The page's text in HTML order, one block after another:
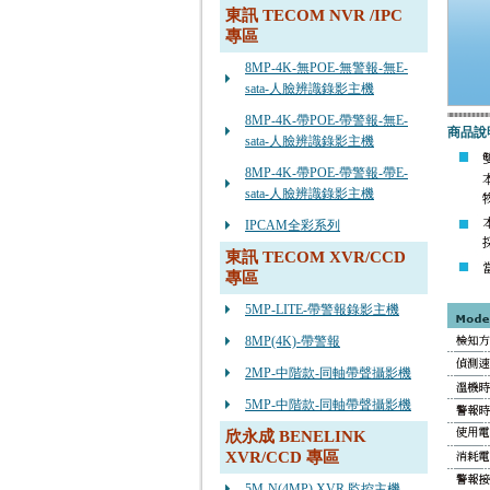
東訊 TECOM NVR /IPC
專區
8MP-4K-無POE-無警報-無E-
sata-人臉辨識錄影主機
8MP-4K-帶POE-帶警報-無E-
sata-人臉辨識錄影主機
8MP-4K-帶POE-帶警報-帶E-
sata-人臉辨識錄影主機
IPCAM全彩系列
東訊 TECOM XVR/CCD
專區
5MP-LITE-帶警報錄影主機
8MP(4K)-帶警報
2MP-中階款-同軸帶聲攝影機
5MP-中階款-同軸帶聲攝影機
欣永成 BENELINK
XVR/CCD 專區
商品說